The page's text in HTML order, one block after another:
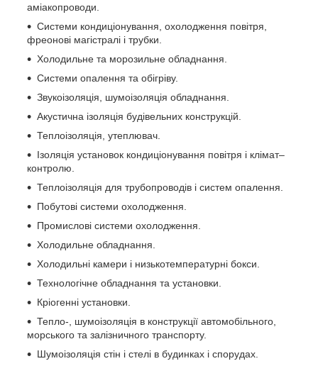
аміакопроводи.
Системи кондиціонування, охолодження повітря,
фреонові магістралі і трубки.
Холодильне та морозильне обладнання.
Системи опалення та обігріву.
Звукоізоляція, шумоізоляція обладнання.
Акустична ізоляція будівельних конструкцій.
Теплоізоляція, утеплювач.
Ізоляція установок кондиціонування повітря і клімат–
контролю.
Теплоізоляція для трубопроводів і систем опалення.
Побутові системи охолодження.
Промислові системи охолодження.
Холодильне обладнання.
Холодильні камери і низькотемпературні бокси.
Технологічне обладнання та установки.
Кріогенні установки.
Тепло-, шумоізоляція в конструкції автомобільного,
морського та залізничного транспорту.
Шумоізоляція стін і стелі в будинках і спорудах.